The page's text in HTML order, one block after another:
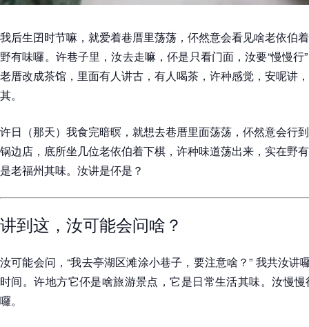
我后生囝时节嘛，就爱着巷厝里荡荡，伓然意会看见啥老依伯
野有味囉。许巷子里，汝去走嘛，伓是只看门面，汝要“慢慢
老厝改成茶馆，里面有人讲古，有人喝茶，许种感觉，安呢讲
其。
许日（那天）我食完暗暝，就想去巷厝里面荡荡，伓然意会行
锅边店，底所坐几位老依伯着下棋，许种味道荡出来，实在野
是老福州其味。汝讲是伓是？
讲到这，汝可能会问啥？
汝可能会问，“我去亭湖区滩涂小巷子，要注意啥？” 我共汝讲
时间。许地方它伓是啥旅游景点，它是日常生活其味。汝慢
囉。